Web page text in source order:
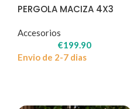
PERGOLA MACIZA 4X3
Accesorios
€199.90
Envio de 2-7 dias